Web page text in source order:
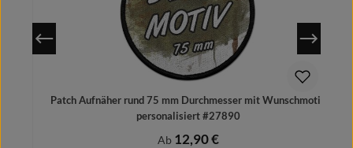
Patch Aufnäher rund 75 mm Durchmesser mit Wunschmotiv
personalisiert #27890
Regulärer Preis:
Ab 12,90 €